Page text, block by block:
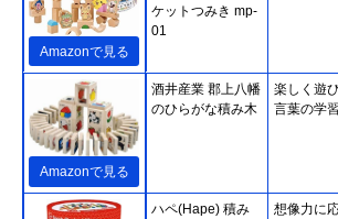
Amazonで見る
ケットつみき mp-
01
Amazonで見る
酒井産業 郡上八幡
のひらがな積み木
楽しく遊
言葉の学
ハペ(Hape) 積み
想像力に